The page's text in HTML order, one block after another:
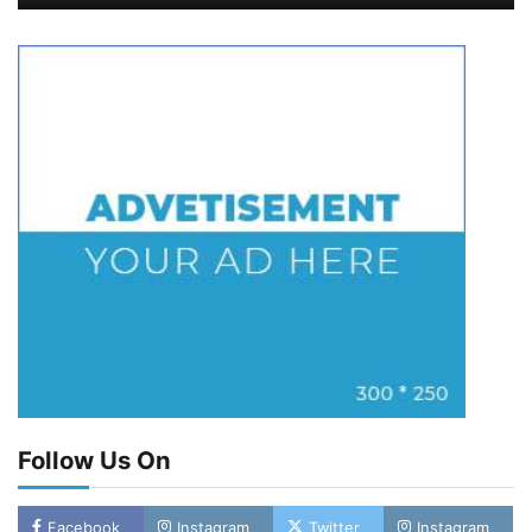
Follow Us On
Facebook Instagram Twitter Instagram